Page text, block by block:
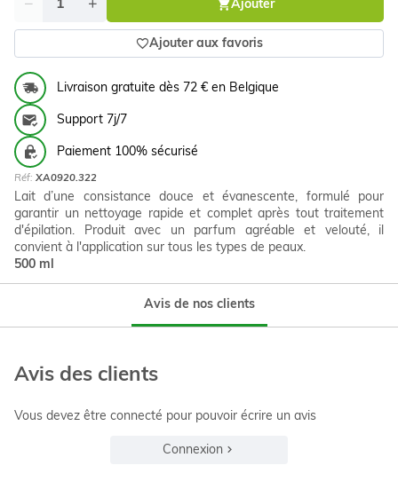
Quantité Ajouter
Ajouter aux favoris
Livraison gratuite dès 72 € en Belgique
Support 7j/7
Paiement 100% sécurisé
Réf: XA0920.322
Lait d’une consistance douce et évanescente, formulé pour
garantir un nettoyage rapide et complet après tout traitement
d'épilation. Produit avec un parfum agréable et velouté, il
convient à l'application sur tous les types de peaux.
500 ml
Avis de nos clients
Avis des clients
Vous devez être connecté pour pouvoir écrire un avis
Connexion